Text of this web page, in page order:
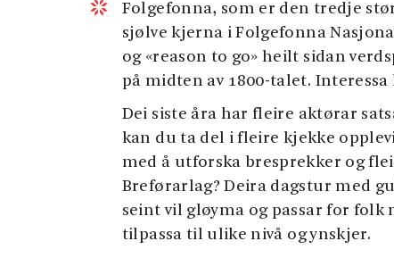
Folgefonna, som er den tredje
sjølve kjerna i Folgefonna
og «reason to go» heilt sidan
på midten av 1800-talet.
Dei siste åra har fleire aktørar
kan du ta del i fleire kjekke
med å utforska bresprekker og
Breførarlag? Deira dagstur med
seint vil gløyma og passar for folk
tilpassa til ulike nivå og ynskjer.